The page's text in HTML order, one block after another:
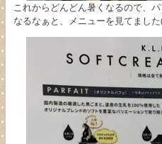
これからどんどん暑くなるので、
なるなぁと、メニューを見てまし